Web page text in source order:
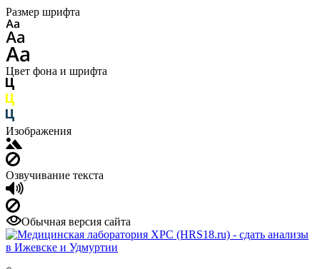
Размер шрифта
Цвет фона и шрифта
Изображения
Озвучивание текста
Обычная версия сайта